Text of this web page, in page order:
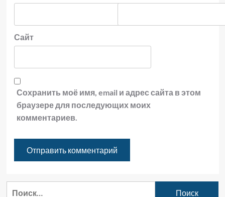
Сайт
Сохранить моё имя, email и адрес сайта в этом
браузере для последующих моих
комментариев.